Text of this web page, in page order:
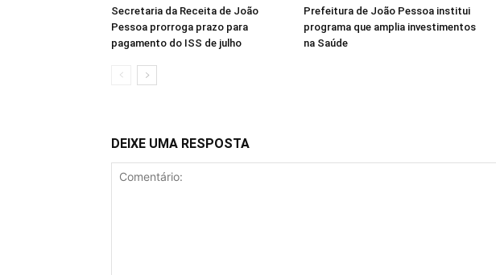
Secretaria da Receita de João
Pessoa prorroga prazo para
pagamento do ISS de julho
Prefeitura de João Pessoa institui
programa que amplia investimentos
na Saúde
DEIXE UMA RESPOSTA